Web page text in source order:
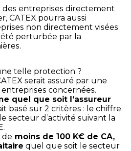
des entreprises directement
CATEX pourra aussi
non directement visées
été perturbée par la
telle protection ?
serait assuré par une
concernées.
quel que soit l’assureur
basé sur 2 critères : le chiffre
secteur d’activité suivant la
de moins de 100 K€ de CA,
quel que soit le secteur